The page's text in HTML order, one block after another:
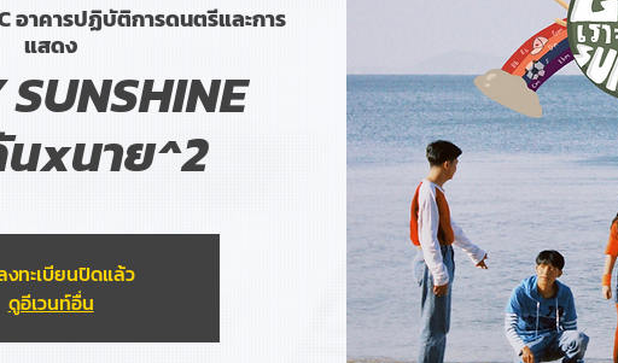
อาคารปฏิบัติการดนตรีและการ
แสดง
นxนาย^2
งทะเบียนปิดแล้ว
ดูอีเวนท์อื่น